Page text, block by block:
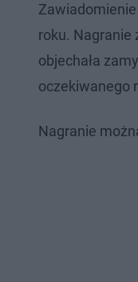
roku. Nagranie
objechała
oczekiwanego
Nagranie